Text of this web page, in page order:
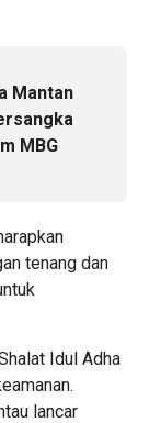
Mantan
MBG
tenang dan
Idul Adha
lancar